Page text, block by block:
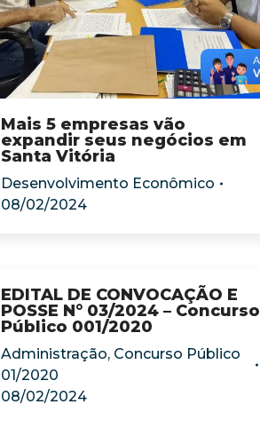
Mais 5 empresas vão
expandir seus negócios em
Santa Vitória
Desenvolvimento Econômico
08/02/2024
EDITAL DE CONVOCAÇÃO E
POSSE N° 03/2024 – Concurso
Público 001/2020
Administração, Concurso Público
01/2020
08/02/2024